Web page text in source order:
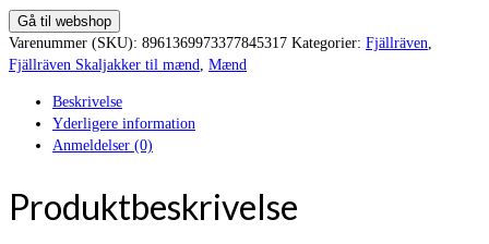
pris
var:
1.699,95 kr..
er:
1.189,96 kr..
Gå til webshop
Varenummer (SKU): 8961369973377845317 Kategorier: Fjällräven
Fjällräven Skaljakker til mænd
Mænd
Beskrivelse
Yderligere information
Anmeldelser (0)
Produktbeskrivelse